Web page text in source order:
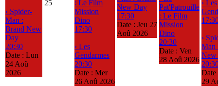
› Spider-
Man :
Brand New
Day
20:30
Date : Lun
24 Aoû
2026
25
: Le Film
Mission
Dino
17:30
› Les
Gendarmes
20:30
Date : Mer
26 Aoû 2026
New Day
17:30
Date : Jeu 27
Aoû 2026
Pat'Patrouille
: Le Film
Mission
Dino
20:30
Date : Ven
28 Aoû 2026
› Les
›
Man
New
29